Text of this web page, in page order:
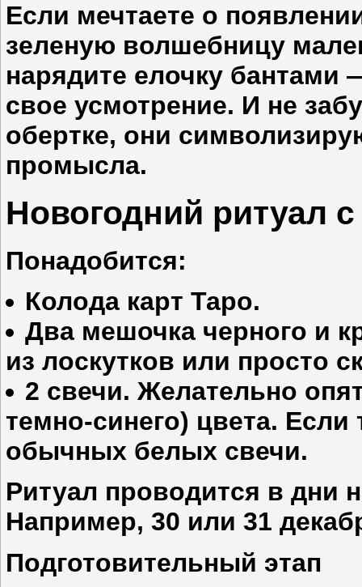
Если мечтаете о
зеленую волшебницу
нарядите елочку
свое усмотрение. И не
обертке, они
промысла.
Новогодний ритуал
Понадобится:
Колода карт Таро.
Два мешочка черного и
из лоскутков или просто
2 свечи. Желательно
темно-синего) цвета.
обычных белых свечи.
Ритуал проводится в дни
Например, 30 или 31
Подготовительный этап